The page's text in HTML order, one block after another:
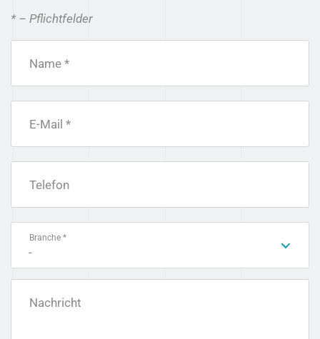
* – Pflichtfelder
Name *
E-Mail *
Telefon
Branche *
-
Nachricht